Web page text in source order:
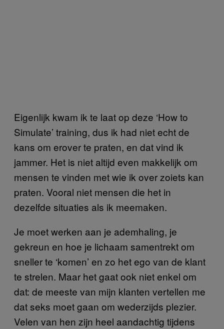
Eigenlijk kwam ik te laat op deze ‘How to
Simulate’ training, dus ik had niet echt de
kans om erover te praten, en dat vind ik
jammer. Het is niet altijd even makkelijk om
mensen te vinden met wie ik over zoiets kan
praten. Vooral niet mensen die het in
dezelfde situaties als ik meemaken.
Je moet werken aan je ademhaling, je
gekreun en hoe je lichaam samentrekt om
sneller te ‘komen’ en zo het ego van de klant
te strelen. Maar het gaat ook niet enkel om
dat: de meeste van mijn klanten vertellen me
dat seks moet gaan om wederzijds plezier.
Velen van hen zijn heel aandachtig tijdens